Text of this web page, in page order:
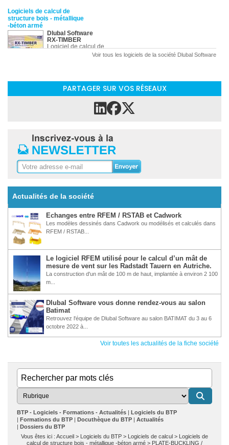
Logiciels de calcul de
structure bois - métallique
-béton armé
Dlubal Software
RX-TIMBER
Logiciel de calcul de
Voir tous les logiciels de la société Dlubal Software
PARTAGER SUR VOS RÉSEAUX
Actualités de la société
Echanges entre RFEM / RSTAB et Cadwork
Les modèles dessinés dans Cadwork ou modélisés et calculés dans
RFEM / RSTAB...
Le logiciel RFEM utilisé pour le calcul d’un mât de
mesure de vent sur les Radstadt Tauern en Autriche.
La construction d'un mât de 100 m de haut, implantée à environ 2 100
m...
Dlubal Software vous donne rendez-vous au salon
Batimat
Retrouvez l'équipe de Dlubal Software au salon BATIMAT du 3 au 6
octobre 2022 à...
Voir toutes les actualités de la fiche société
BTP - Logiciels - Formations - Actualités
Logiciels du BTP
Formations du BTP
Docuthèque du BTP
Actualités
Dossiers du BTP
Vous êtes ici : Accueil > Logiciels du BTP > Logiciels de calcul > Logiciels de
calcul de structure bois - métallique -béton armé > PLATE-BUCKLING /